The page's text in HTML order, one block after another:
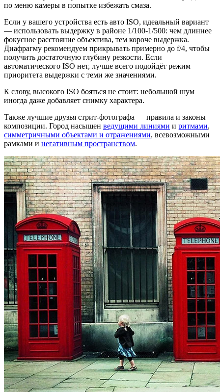
по меню камеры в попытке избежать смаза.
Если у вашего устройства есть авто ISO, идеальный вариант
— использовать выдержку в районе 1/100-1/500: чем длиннее
фокусное расстояние объектива, тем короче выдержка.
Диафрагму рекомендуем прикрывать примерно до f/4, чтобы
получить достаточную глубину резкости. Если
автоматического ISO нет, лучше всего подойдёт режим
приоритета выдержки с теми же значениями.
К слову, высокого ISO бояться не стоит: небольшой шум
иногда даже добавляет снимку характера.
Также лучшие друзья стрит-фотографа — правила и законы
композиции. Город насыщен ведущими линиями и ритмами,
симметричными объектами и отражениями, всевозможными
рамками и негативным пространством.